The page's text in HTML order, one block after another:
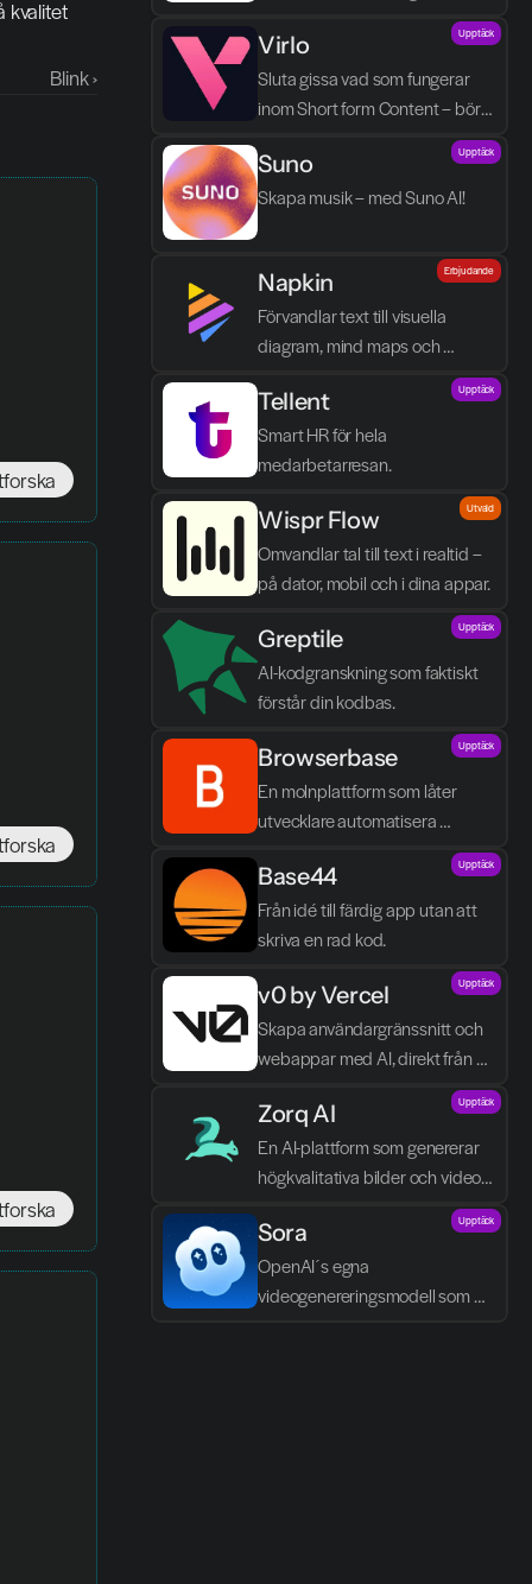
kvalitet
Blink ›
processen blir enklare, tydligare
och mindre tidskrävande.
Virlo
Sluta gissa vad som fungerar
inom Short form Content – börja
Upptäck
Suno
Skapa musik – med Suno AI!
Upptäck
Napkin
Förvandlar text till visuella
diagram, mind maps och
infographics på några sekunder.
Erbjudande
Tellent
Smart HR för hela
medarbetarresan.
Upptäck
Wispr Flow
Omvandlar tal till text i realtid –
på dator, mobil och i dina appar.
Utvald
Greptile
AI-kodgranskning som faktiskt
förstår din kodbas.
Upptäck
Browserbase
En molnplattform som låter
utvecklare automatisera
webbläsaruppgifter och bygga
AI-agenter utan egen
infrastruktur.
Upptäck
Base44
Från idé till färdig app utan att
skriva en rad kod.
Upptäck
v0 by Vercel
Skapa användargränssnitt och
webappar med AI, direkt från
Upptäck
Zorq AI
En AI-plattform som genererar
högkvalitativa bilder och videor
Upptäck
Sora
OpenAI´s egna
videogenereringsmodell som
Upptäck